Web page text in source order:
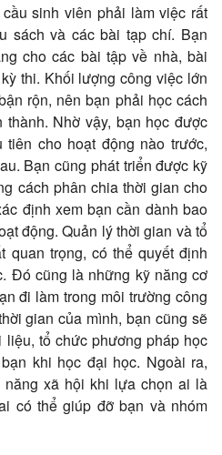
sinh viên phải làm việc rất
sách và các bài tạp chí. Bạn
cho các bài tập về nhà, bài
thi. Khối lượng công việc lớn
rộn, nên bạn phải học cách
Nhờ vậy, bạn học được
cho hoạt động nào trước,
Bạn cũng phát triển được kỹ
cách phân chia thời gian cho
định xem bạn cần dành bao
động. Quản lý thời gian và tổ
quan trọng, có thể quyết định
Đó cũng là những kỹ năng cơ
đi làm trong môi trường công
gian của mình, bạn cũng sẽ
tổ chức phương pháp học
khi học đại học. Ngoài ra,
xã hội khi lựa chọn ai là
có thể giúp đỡ bạn và nhóm